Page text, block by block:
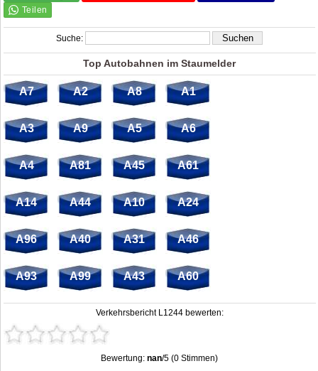
Suche:
Top Autobahnen im Staumelder
A7 A2 A8 A1
A3 A9 A5 A6
A4 A81 A45 A61
A14 A44 A10 A24
A96 A40 A31 A46
A93 A99 A43 A60
Verkehrsbericht L1244 bewerten:
Bewertung:nan/5 (0 Stimmen)